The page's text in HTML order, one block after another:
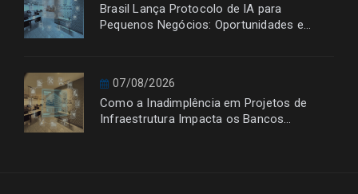
Brasil Lança Protocolo de IA para
Pequenos Negócios: Oportunidades e
07/08/2026
Como a Inadimplência em Projetos de
Infraestrutura Impacta os Bancos